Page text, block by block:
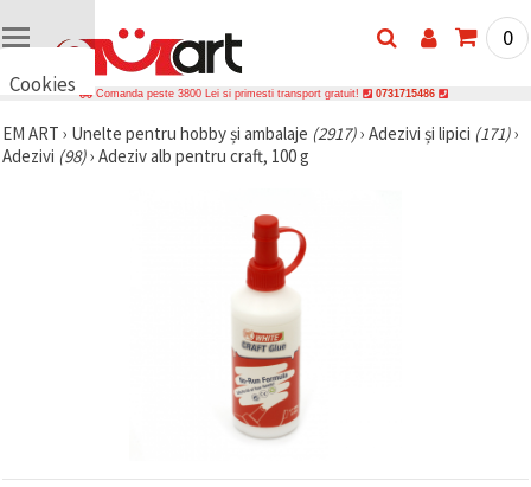
Cookies
vrem să vă
oferim
vă de
0
Comanda peste 3800 Lei si primesti transport gratuit! 0731715486
EM ART › Unelte pentru hobby și ambalaje (2917)› Adezivi și lipici (171)›
Adezivi (98)› Adeziv alb pentru craft, 100 g